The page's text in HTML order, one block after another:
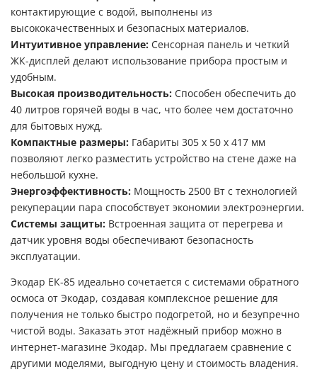
контактирующие с водой, выполнены из
высококачественных и безопасных материалов.
Интуитивное управление: Сенсорная панель и четкий
ЖК-дисплей делают использование прибора простым и
удобным.
Высокая производительность: Способен обеспечить до
40 литров горячей воды в час, что более чем достаточно
для бытовых нужд.
Компактные размеры: Габариты 305 х 50 х 417 мм
позволяют легко разместить устройство на стене даже на
небольшой кухне.
Энергоэффективность: Мощность 2500 Вт с технологией
рекуперации пара способствует экономии электроэнергии.
Системы защиты: Встроенная защита от перегрева и
датчик уровня воды обеспечивают безопасность
эксплуатации.
Экодар ЕК-85 идеально сочетается с системами обратного
осмоса от Экодар, создавая комплексное решение для
получения не только быстро подогретой, но и безупречно
чистой воды. Заказать этот надёжный прибор можно в
интернет-магазине Экодар. Мы предлагаем сравнение с
другими моделями, выгодную цену и стоимость владения.